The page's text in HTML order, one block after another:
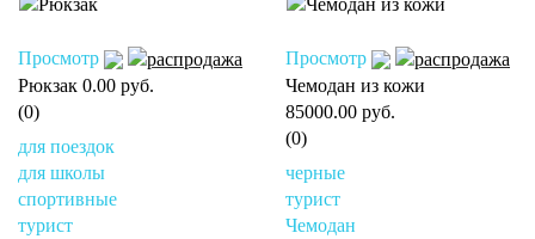
Просмотр
Рюкзак 0.00 руб.
(0)
для поездок
для школы
спортивные
турист
Просмотр
Чемодан из кожи
85000.00 руб.
(0)
черные
турист
Чемодан